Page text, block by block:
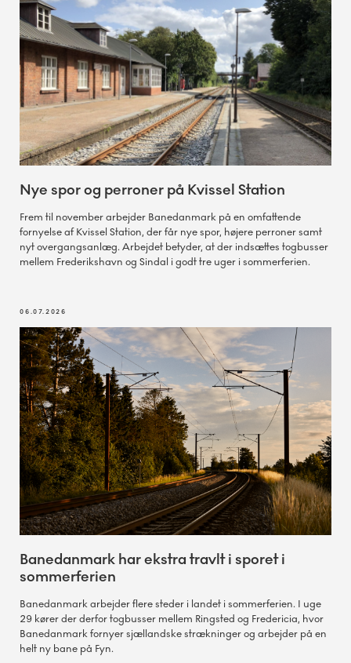
Nye spor og perroner på Kvissel Station
Frem til november arbejder Banedanmark på en omfattende
fornyelse af Kvissel Station, der får nye spor, højere perroner samt
nyt overgangsanlæg. Arbejdet betyder, at der indsættes togbusser
mellem Frederikshavn og Sindal i godt tre uger i sommerferien.
06.07.2026
Banedanmark har ekstra travlt i sporet i
sommerferien
Banedanmark arbejder flere steder i landet i sommerferien. I uge
29 kører der derfor togbusser mellem Ringsted og Fredericia, hvor
Banedanmark fornyer sjællandske strækninger og arbejder på en
helt ny bane på Fyn.